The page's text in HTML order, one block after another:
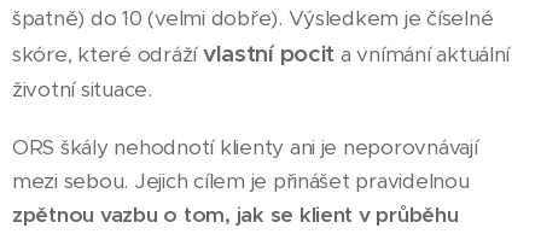
špatně) do 10 (velmi dobře). Výsledkem je číselné
skóre, které odrážívlastní pocit a vnímání aktuální
životní situace.
ORS škály nehodnotí klienty ani je neporovnávají
mezi sebou. Jejich cílem je přinášet pravidelnou
zpětnou vazbu o tom, jak se klient v průběhu